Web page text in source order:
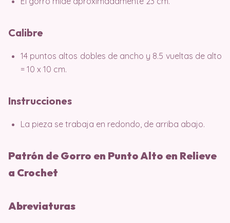
Calibre
14 puntos altos dobles de ancho y 8.5 vueltas de alto
= 10 x 10 cm.
Instrucciones
La pieza se trabaja en redondo, de arriba abajo.
Patrón de Gorro en Punto Alto en Relieve
a Crochet
Abreviaturas